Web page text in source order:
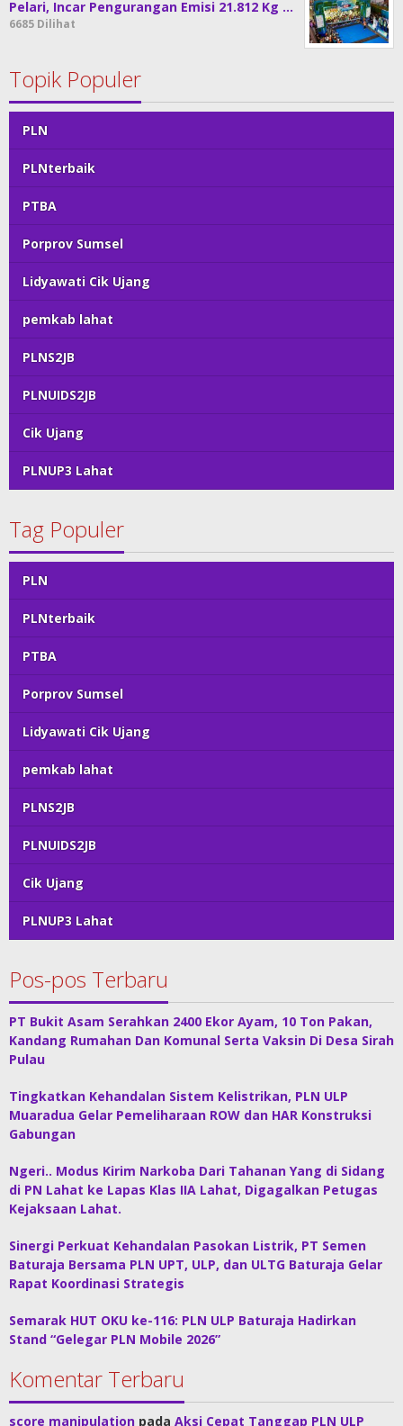
Pelari, Incar Pengurangan Emisi 21.812 Kg …
6685 Dilihat
Topik Populer
PLN
PLNterbaik
PTBA
Porprov Sumsel
Lidyawati Cik Ujang
pemkab lahat
PLNS2JB
PLNUIDS2JB
Cik Ujang
PLNUP3 Lahat
Tag Populer
PLN
PLNterbaik
PTBA
Porprov Sumsel
Lidyawati Cik Ujang
pemkab lahat
PLNS2JB
PLNUIDS2JB
Cik Ujang
PLNUP3 Lahat
Pos-pos Terbaru
PT Bukit Asam Serahkan 2400 Ekor Ayam, 10 Ton Pakan,
Kandang Rumahan Dan Komunal Serta Vaksin Di Desa Sirah
Pulau
Tingkatkan Kehandalan Sistem Kelistrikan, PLN ULP
Muaradua Gelar Pemeliharaan ROW dan HAR Konstruksi
Gabungan
Ngeri.. Modus Kirim Narkoba Dari Tahanan Yang di Sidang
di PN Lahat ke Lapas Klas IIA Lahat, Digagalkan Petugas
Kejaksaan Lahat.
Sinergi Perkuat Kehandalan Pasokan Listrik, PT Semen
Baturaja Bersama PLN UPT, ULP, dan ULTG Baturaja Gelar
Rapat Koordinasi Strategis
Semarak HUT OKU ke-116: PLN ULP Baturaja Hadirkan
Stand “Gelegar PLN Mobile 2026”
Komentar Terbaru
score manipulation pada Aksi Cepat Tanggap PLN ULP